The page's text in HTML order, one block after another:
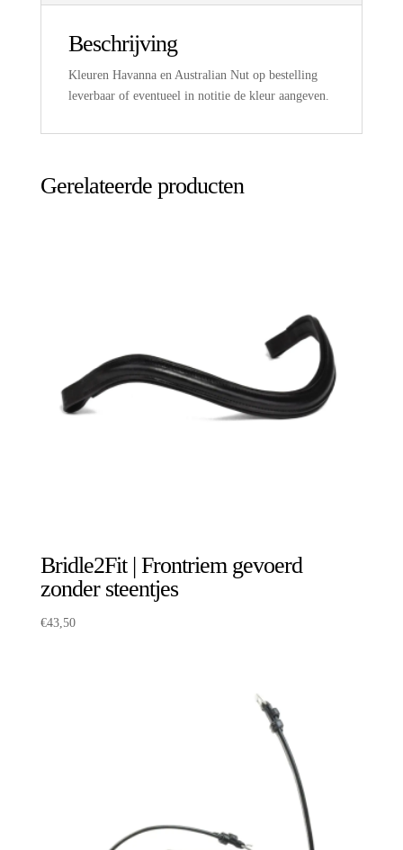
Beschrijving
Kleuren Havanna en Australian Nut op bestelling
leverbaar of eventueel in notitie de kleur aangeven.
Gerelateerde producten
Bridle2Fit | Frontriem gevoerd
zonder steentjes
€43,50